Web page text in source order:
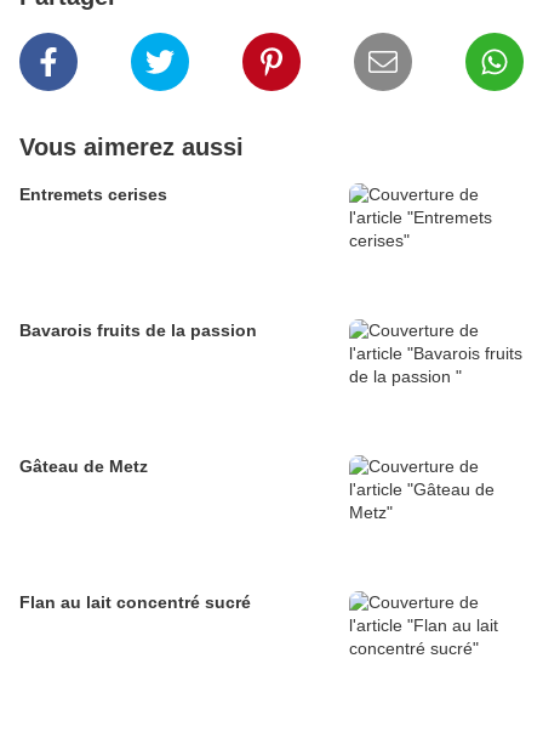
Vous aimerez aussi
Entremets cerises
Bavarois fruits de la passion
Gâteau de Metz
Flan au lait concentré sucré